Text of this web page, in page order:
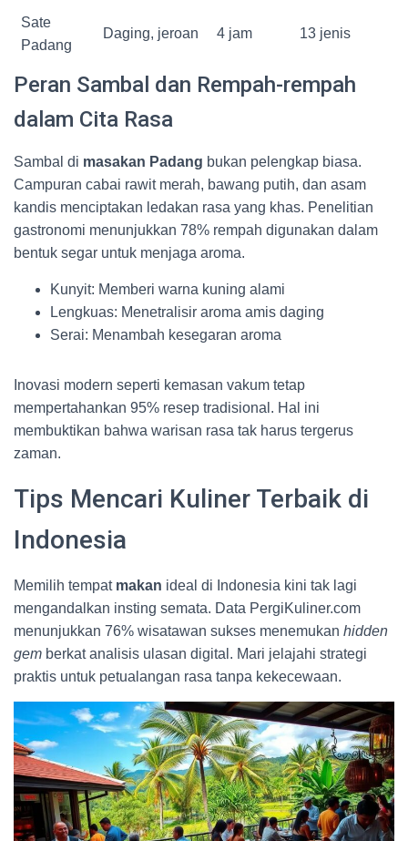
Sate
Padang
Daging, jeroan 4 jam 13 jenis
Peran Sambal dan Rempah-rempah
dalam Cita Rasa
Sambal di masakan Padang bukan pelengkap biasa.
Campuran cabai rawit merah, bawang putih, dan asam
kandis menciptakan ledakan rasa yang khas. Penelitian
gastronomi menunjukkan 78% rempah digunakan dalam
bentuk segar untuk menjaga aroma.
Kunyit: Memberi warna kuning alami
Lengkuas: Menetralisir aroma amis daging
Serai: Menambah kesegaran aroma
Inovasi modern seperti kemasan vakum tetap
mempertahankan 95% resep tradisional. Hal ini
membuktikan bahwa warisan rasa tak harus tergerus
zaman.
Tips Mencari Kuliner Terbaik di
Indonesia
Memilih tempat makan ideal di Indonesia kini tak lagi
mengandalkan insting semata. Data PergiKuliner.com
menunjukkan 76% wisatawan sukses menemukan hidden
gem berkat analisis ulasan digital. Mari jelajahi strategi
praktis untuk petualangan rasa tanpa kekecewaan.